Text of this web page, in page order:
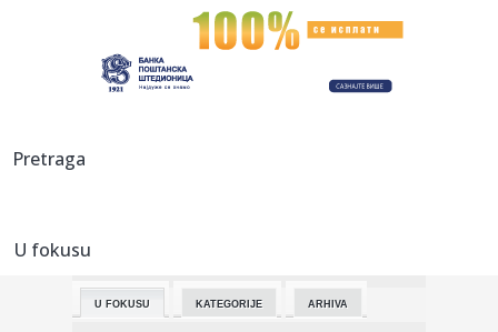
DEJAN STANKOVIĆ: „Za mene ovo nije iznenađenje, možda
00:38:Navijačima Lila prekipelo: Posle novog poraza od Zvezde,
hotelu
00:37:
00:33:
Renault prošle godine zabeležio veliki gubitak zbog otpisa
Pretraga
U fokusu
U FOKUSU KATEGORIJE ARHIVA